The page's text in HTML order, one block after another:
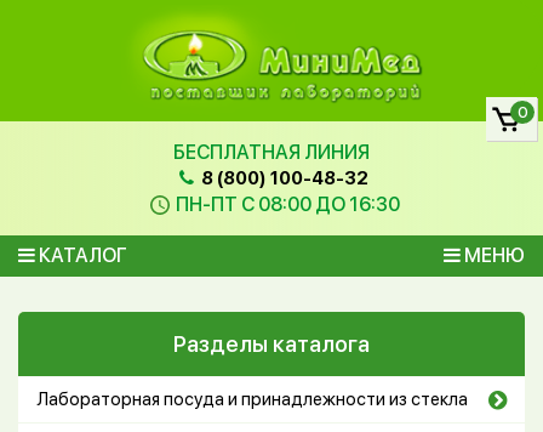
БЕСПЛАТНАЯ ЛИНИЯ
8 (800) 100-48-32
ПН-ПТ С 08:00 ДО 16:30
КАТАЛОГ МЕНЮ
0
Разделы каталога
Лабораторная посуда и принадлежности из стекла